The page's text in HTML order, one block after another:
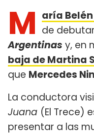
M aría
de
Argentinas y, en
baja de Martina
que Mercedes
La conductora
Juana (El Trece)
presentar a las